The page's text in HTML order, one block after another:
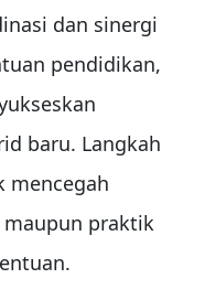
dan sinergi
pendidikan,
baru. Langkah
maupun praktik